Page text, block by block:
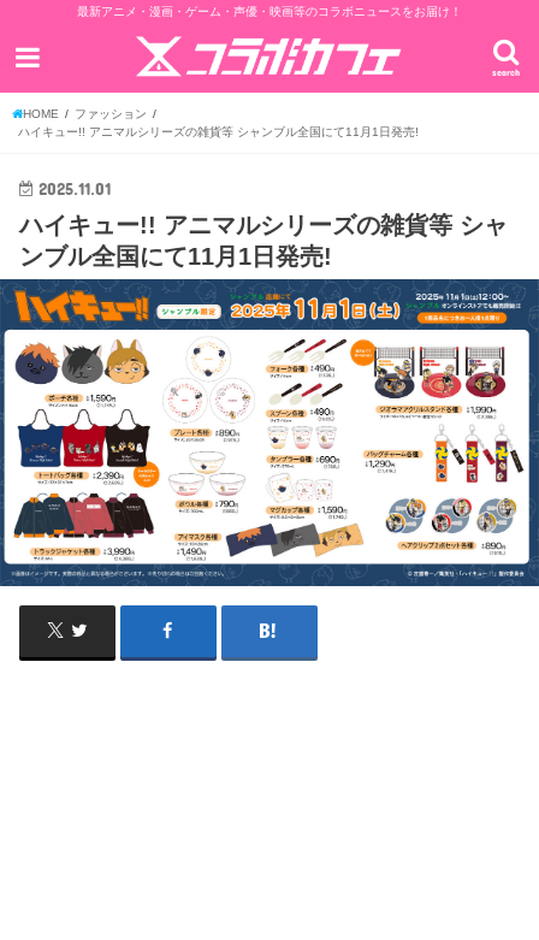
最新アニメ・漫画・ゲーム・声優・映画等のコラボニュースをお届け！
search
HOME
ファッション
ハイキュー!! アニマルシリーズの雑貨等 シャンブル全国にて11月1日発売!
2025.11.01
ハイキュー!! アニマルシリーズの雑貨等 シャ
ンブル全国にて11月1日発売!